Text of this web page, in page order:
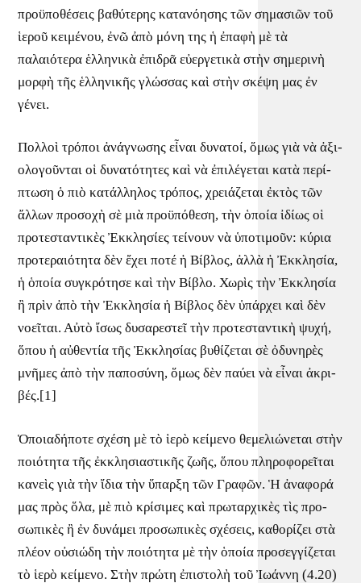
προϋποθέσεις βαθύτερης κατανόησης τῶν σημασιῶν τοῦ
ἱεροῦ κειμένου, ἐνῶ ἀπὸ μόνη της ἡ ἐπαφὴ μὲ τὰ
παλαιότερα ἑλληνικὰ ἐπιδρᾶ εὐεργετικὰ στὴν σημερινὴ
μορφὴ τῆς ἑλληνικῆς γλώσσας καὶ στὴν σκέψη μας ἐν
γένει.
Πολ­λοὶ τρό­ποι ἀ­νά­γνω­σης εἶ­ναι δυ­να­τοί, ὅ­μως γιὰ νὰ ἀ­ξι­
ο­λο­γοῦν­ται οἱ δυ­να­τό­τη­τες καὶ νὰ ἐ­πι­λέ­γε­ται κα­τὰ πε­ρί­
πτω­ση ὁ πιὸ κα­τάλ­λη­λος τρό­πος, χρει­ά­ζε­ται ἐ­κτὸς τῶν
ἄλ­λων προ­σο­χὴ σὲ μιὰ προ­ϋ­πό­θε­ση, τὴν ὁ­ποία ἰ­δί­ως οἱ
προ­τε­σταν­τι­κὲς Ἐκ­κλη­σί­ες τεί­νουν νὰ ὑ­πο­τι­μοῦν: κύ­ρια
προ­τε­ραι­ό­τη­τα δὲν ἔ­χει πο­τέ ἡ Βί­βλος, ἀλ­λὰ ἡ Ἐκ­κλη­σία,
ἡ ὁ­ποία συγ­κρό­τη­σε καὶ τὴν Βί­βλο. Χω­ρὶς τὴν Ἐκ­κλη­σία
ἢ πρὶν ἀπὸ τὴν Ἐκ­κλη­σία ἡ Βί­βλος δὲν ὑ­πάρ­χει καὶ δὲν
νο­εῖ­ται. Αὐ­τὸ ἴ­σως δυ­σα­ρε­στεῖ τὴν προ­τε­σταν­τι­κὴ ψυ­χή,
ὅ­που ἡ αὐ­θεν­τία τῆς Ἐκ­κλη­σί­ας βυ­θί­ζε­ται σὲ ὀ­δυ­νη­ρὲς
μνῆ­μες ἀπὸ τὴν πα­πο­σύ­νη, ὅ­μως δὲν παύ­ει νὰ εἶναι ἀ­κρι­
βές.[1]
Ὁ­ποι­α­δή­πο­τε σχέ­ση μὲ τὸ ἱ­ε­ρὸ κεί­με­νο θε­με­λι­ώ­νε­ται στὴν
ποι­ό­τη­τα τῆς ἐκ­κλη­σι­α­στι­κῆς ζω­ῆς, ὅ­που πλη­ρο­φο­ρεῖ­ται
κα­νεὶς γιὰ τὴν ἴ­δια τὴν ὕ­παρ­ξη τῶν Γρα­φῶν. Ἡ ἀ­να­φο­ρά
μας πρὸς ὅλα, μὲ πιὸ κρί­σι­μες καὶ πρω­ταρ­χι­κὲς τὶς προ­
σω­πι­κὲς ἢ ἐν δυ­νά­μει προ­σω­πι­κὲς σχέ­σεις, κα­θο­ρί­ζει στὰ
πλέ­ον οὐ­σι­ώ­δη τὴν ποι­ό­τη­τα μὲ τὴν ὁ­ποία προ­σεγ­γί­ζεται
τὸ ἱ­ε­ρὸ κεί­με­νο. Στὴν πρώ­τη ἐ­πι­στο­λὴ τοῦ Ἰ­ω­άν­νη (4.20)